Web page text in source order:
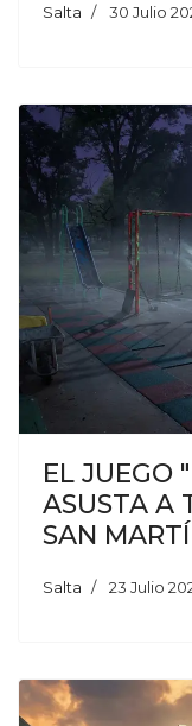
Salta 30 Julio
EL JUEGO
ASUSTA A
SAN
Salta 23 Julio